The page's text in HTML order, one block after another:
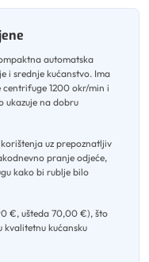
automatska
i srednje kućanstvo. Ima
centrifuge 1200 okr/min i
ukazuje na dobru
uz prepoznatljiv
pranje odjeće,
kako bi rublje bilo
€, ušteda 70,00 €), što
kvalitetnu kućansku